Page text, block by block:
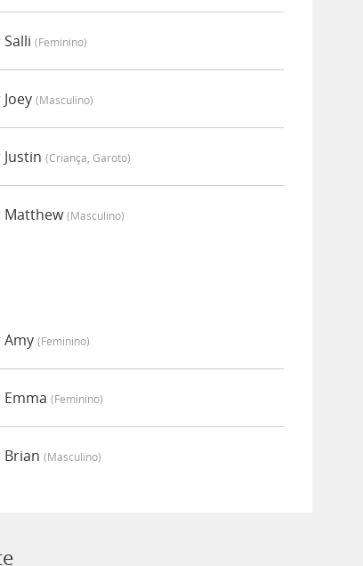
(feminino)
(masculino)
(criança, Garoto)
Matthew(masculino)
(feminino)
(feminino)
(masculino)